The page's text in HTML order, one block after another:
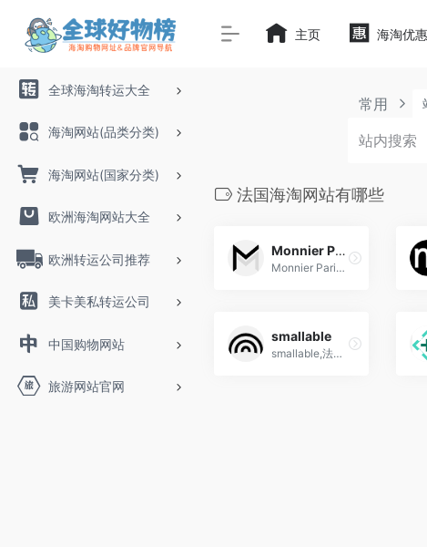
全球海淘转运大全
海淘网站(品类分类)
海淘网站(国家分类)
欧洲海淘网站大全
欧洲转运公司推荐
美卡美私转运公司
中国购物网站
旅游网站官网
主页 海淘优惠
常用
法国海淘网站有哪些
Monnier Paris
Monnier Paris是一家法国时尚配饰品牌，提供高品质、精致设计的手包、钱包、首饰等时尚配饰，展现优雅与时尚的完美结合。
smallable
smallable,法国时尚电商,海淘童装网站推荐